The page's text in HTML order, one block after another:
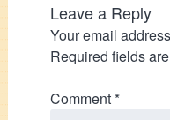
Leave a Reply
Your email
Required fields
Comment*